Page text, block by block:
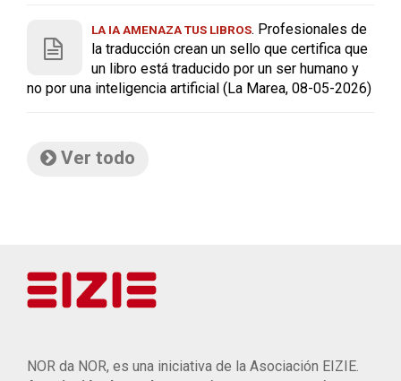
LA IA AMENAZA TUS LIBROS. Profesionales de
la traducción crean un sello que certifica que
un libro está traducido por un ser humano y
no por una inteligencia artificial (La Marea, 08-05-2026)
Ver todo
NOR da NOR, es una iniciativa de la Asociación EIZIE.